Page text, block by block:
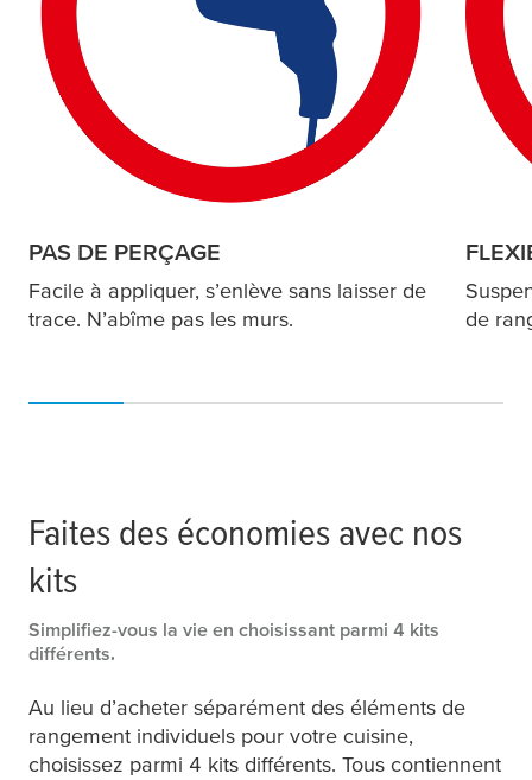
PAS DE PERÇAGE
Facile à appliquer, s’enlève sans laisser de
trace. N’abîme pas les murs.
de
Faites des économies avec nos
kits
Simplifiez-vous la vie en choisissant parmi 4 kits
différents.
Au lieu d’acheter séparément des éléments de
rangement individuels pour votre cuisine,
choisissez parmi 4 kits différents. Tous contiennent